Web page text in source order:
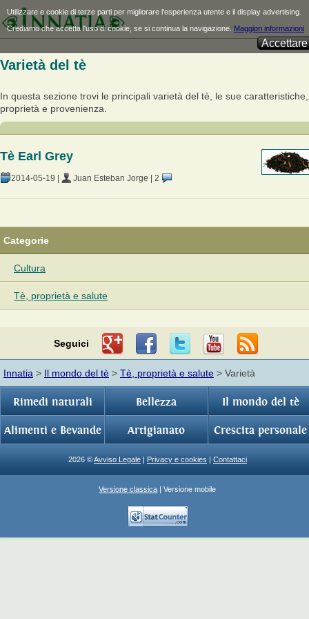
Varietà del tè
In questa sezione trovi le principali varietà del tè, le sue caratteristiche,
proprietà e provenienza.
Tè Earl Grey
2014-05-19 Juan Esteban Jorge 2
Categorie
Cultura
Tè, proprietà e salute
Seguici
Innatia > Il mondo del tè > Tè, proprietà e salute > Varietà
Rimedi naturali Bellezza Il mondo del tè
Alimenti e Bevande Artigianato Crescita personale
2026 ©Avviso Legale | Privacy e cookies | Contattaci
Versione classica | Versione mobile
Utilizzare e cookie di terze parti per migliorare l'esperienza utente e il display advertising.
Crediamo che accetta l'uso di cookie, se si continua la navigazione. Maggiori informazioni
Accettare